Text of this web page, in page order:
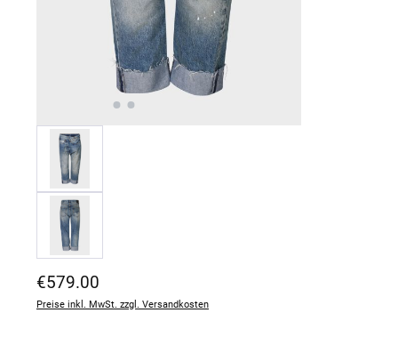
Regulärer Preis:
€579.00
Preise inkl. MwSt. zzgl. Versandkosten